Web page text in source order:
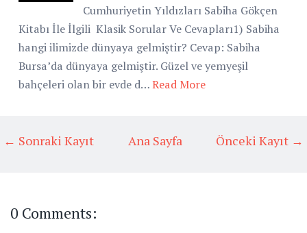
Cumhuriyetin Yıldızları Sabiha Gökçen
Kitabı İle İlgili Klasik Sorular Ve Cevapları1) Sabiha
hangi ilimizde dünyaya gelmiştir? Cevap: Sabiha
Bursa’da dünyaya gelmiştir. Güzel ve yemyeşil
bahçeleri olan bir evde d…Read More
← Sonraki Kayıt Önceki Kayıt →
Ana Sayfa
0 Comments: